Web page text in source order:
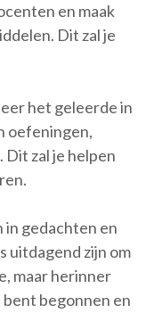
en maak
Dit zal je
het geleerde in
oefeningen,
zal je helpen
in gedachten en
uitdagend zijn om
maar herinner
bent begonnen en